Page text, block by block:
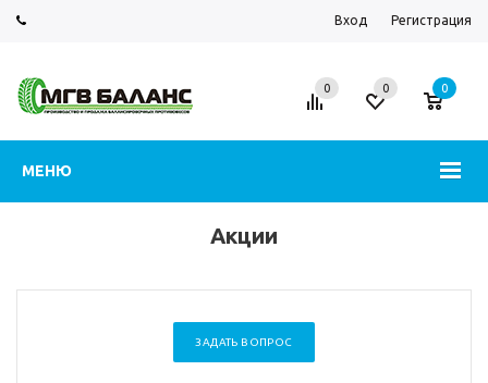
Вход Регистрация
МЕНЮ
0 0 0
Акции
ЗАДАТЬ ВОПРОС